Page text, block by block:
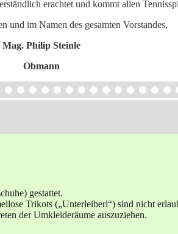
erachtet und kommt allen
und im Namen des gesamten Vorstandes,
Mag. Philip Steinle
Obmann
gestattet.
Trikots („Unterleiberl“) sind nicht
der Umkleideräume auszuziehen.